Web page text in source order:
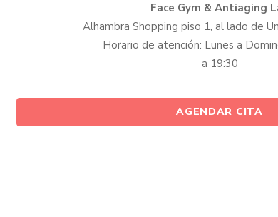
Face Gym & Antiaging
Alhambra Shopping piso 1, al lado de
Horario de atención: Lunes a
a 19:30
AGENDAR CITA